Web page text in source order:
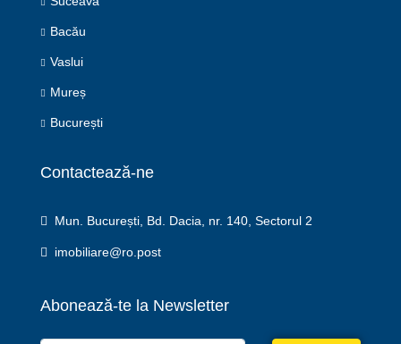
Bacău
Vaslui
Mureș
București
Contactează-ne
Mun. București, Bd. Dacia, nr. 140, Sectorul 2
imobiliare@ro.post
Abonează-te la Newsletter